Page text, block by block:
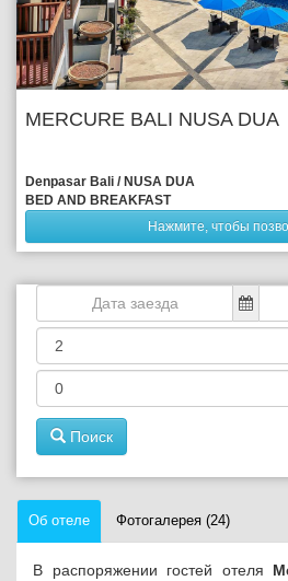
MERCURE BALI NUSA DUA
Denpasar Bali / NUSA DUA
BED AND BREAKFAST
Нажмите, чтобы
Поиск
Об отеле Фотогалерея (24)
В распоряжении гостей отеля